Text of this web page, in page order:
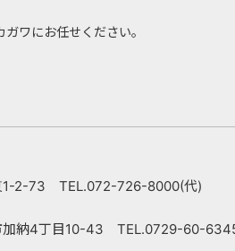
ワにお任せください。
1-2-73 TEL.072-726-8000(代)
加納4丁目10-43 TEL.0729-60-